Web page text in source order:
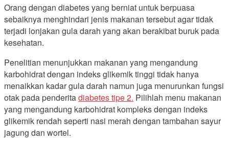
Orang dengan diabetes yang berniat untuk berpuasa
sebaiknya menghindari jenis makanan tersebut agar tidak
terjadi lonjakan gula darah yang akan berakibat buruk pada
kesehatan.
Penelitian menunjukkan makanan yang mengandung
karbohidrat dengan indeks glikemik tinggi tidak hanya
menaikkan kadar gula darah namun juga menurunkan fungsi
otak pada penderitadiabetes tipe 2. Pilihlah menu makanan
yang mengandung karbohidrat kompleks dengan indeks
glikemik rendah seperti nasi merah dengan tambahan sayur
jagung dan wortel.